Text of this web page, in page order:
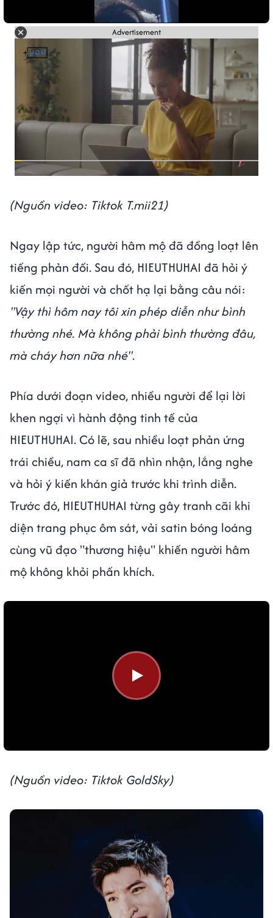
Advertisement
(Nguồn video: Tiktok T.mii21)
Ngay lập tức, người hâm mộ đã đồng loạt lên
tiếng phản đối. Sau đó, HIEUTHUHAI đã hỏi ý
kiến mọi người và chốt hạ lại bằng câu nói:
"Vậy thì hôm nay tôi xin phép diễn như bình
thường nhé. Mà không phải bình thường đâu,
mà cháy hơn nữa nhé".
Phía dưới đoạn video, nhiều người để lại lời
khen ngợi vì hành động tinh tế của
HIEUTHUHAI. Có lẽ, sau nhiều loạt phản ứng
trái chiều, nam ca sĩ đã nhìn nhận, lắng nghe
và hỏi ý kiến khán giả trước khi trình diễn.
Trước đó, HIEUTHUHAI từng gây tranh cãi khi
diện trang phục ôm sát, vải satin bóng loáng
cùng vũ đạo "thương hiệu" khiến người hâm
mộ không khỏi phấn khích.
(Nguồn video: Tiktok GoldSky)